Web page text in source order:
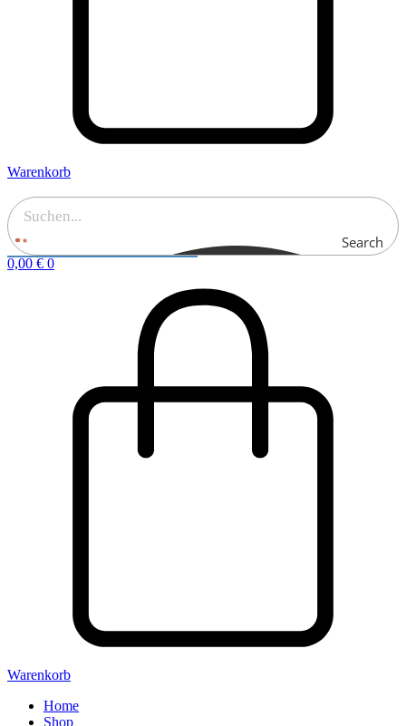
Warenkorb
Search
0,00 € 0
Warenkorb
Home
Shop